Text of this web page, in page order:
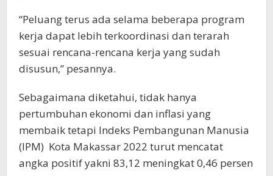
“Peluang terus ada selama beberapa program
kerja dapat lebih terkoordinasi dan terarah
sesuai rencana-rencana kerja yang sudah
disusun,” pesannya.
Sebagaimana diketahui, tidak hanya
pertumbuhan ekonomi dan inflasi yang
membaik tetapi Indeks Pembangunan Manusia
(IPM) Kota Makassar 2022 turut mencatat
angka positif yakni 83,12 meningkat 0,46 persen